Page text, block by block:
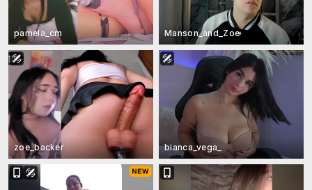
pamela_cm Manson_and_Zoe
zoe_backer bianca_vega_